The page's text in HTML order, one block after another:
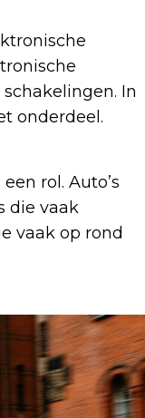
In
onderdeel.
rol. Auto’s
die vaak
vaak op rond